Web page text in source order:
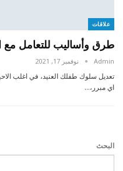
علاقات
طرق وأساليب للتعامل مع
Admin نوفمبر 17, 2021
تعديل سلوك طفلك العنيد، في اغلب
اي مبرر،…
البحث